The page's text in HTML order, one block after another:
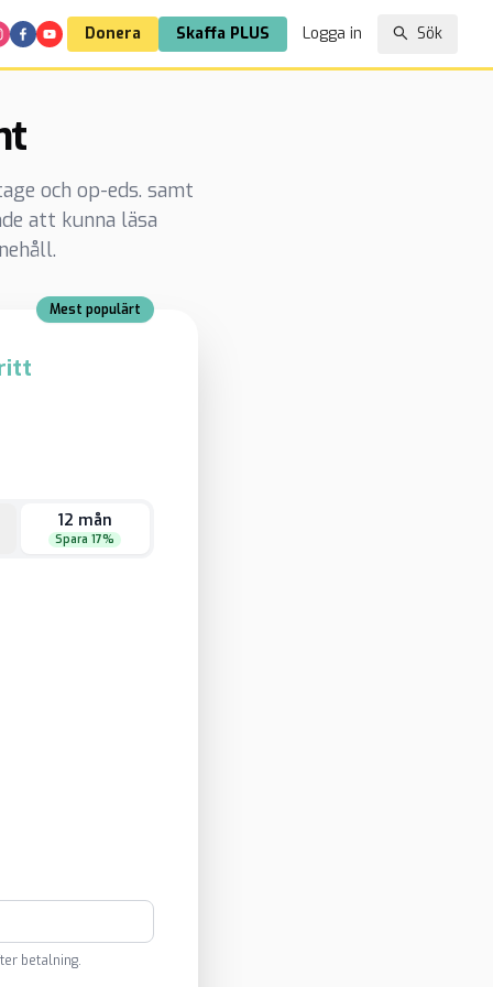
Donera Skaffa PLUS Logga in Sök
och op-eds. samt
att kunna läsa
Mest populärt
12 mån
Spara 17%
betalning.